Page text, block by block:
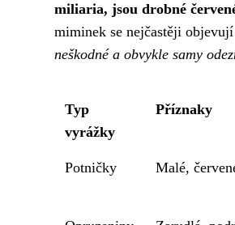
miliaria, jsou drobné
miminek se nejčastěji
neškodné a obvykle samy
Typ
vyrážky
Příznaky
Potničky Malé,